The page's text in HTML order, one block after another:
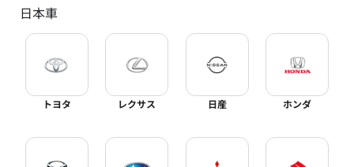
日本車
トヨタ レクサス 日産 ホンダ